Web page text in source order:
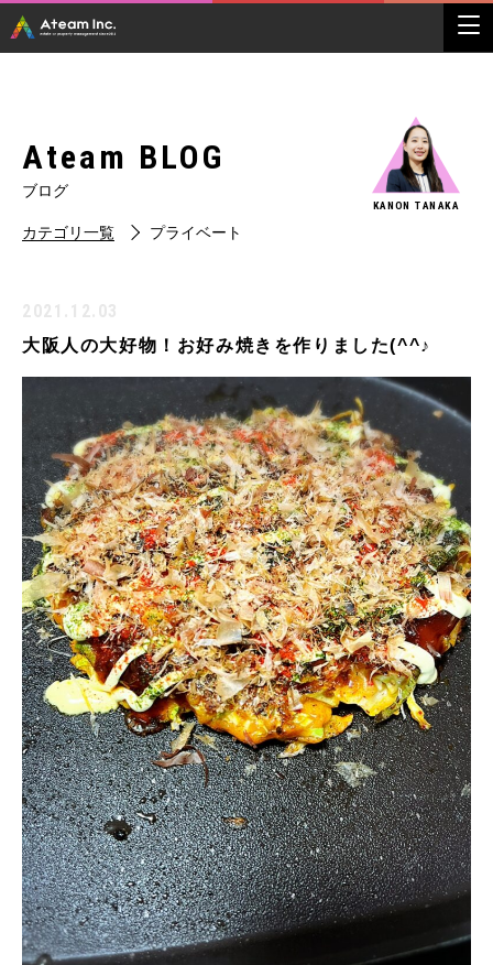
Ateam BLOG
ブログ
カテゴリ一覧 プライベート
大阪人の大好物！お好み焼きを作りました(^^♪
KANON TANAKA